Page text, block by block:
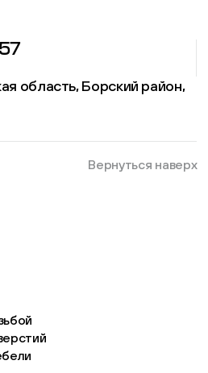
область, Борский район,
Вернуться наверх